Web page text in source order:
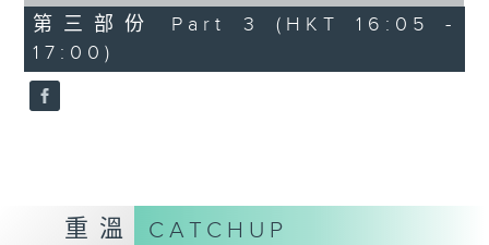
55
minutes,
9
seconds
第三部份 Part 3 (HKT 16:05 -
17:00)
重溫 CATCHUP